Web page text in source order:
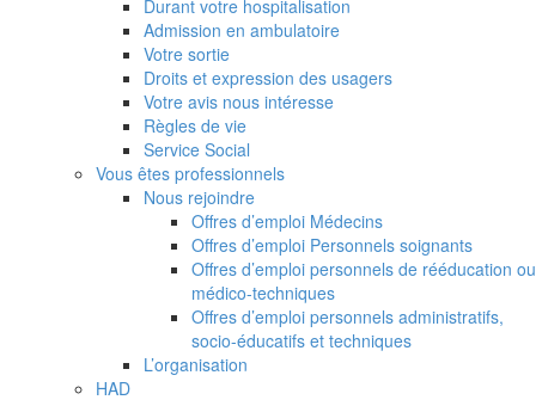
Durant votre hospitalisation
Admission en ambulatoire
Votre sortie
Droits et expression des usagers
Votre avis nous intéresse
Règles de vie
Service Social
Vous êtes professionnels
Nous rejoindre
Offres d’emploi Médecins
Offres d’emploi Personnels soignants
Offres d’emploi personnels de rééducation ou
médico-techniques
Offres d’emploi personnels administratifs,
socio-éducatifs et techniques
L’organisation
HAD